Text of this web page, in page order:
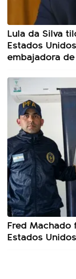
Lula da Silva
Estados
embajadora
Fred
Estados